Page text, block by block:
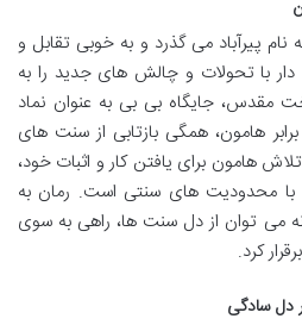
پیرآباد می گذرد و به خوبی تقابل و
با تحولات و چالش های جدید را به
مقدس، جایگاه بی بی به عنوان نماد
هامون، همگی بازتابی از سنت های
هامون برای یافتن کار و اثبات خود،
با محدودیت های سنتی است. رمان به
می توان از دل سنت ها، راهی به سوی
کرد.
دل سادگی